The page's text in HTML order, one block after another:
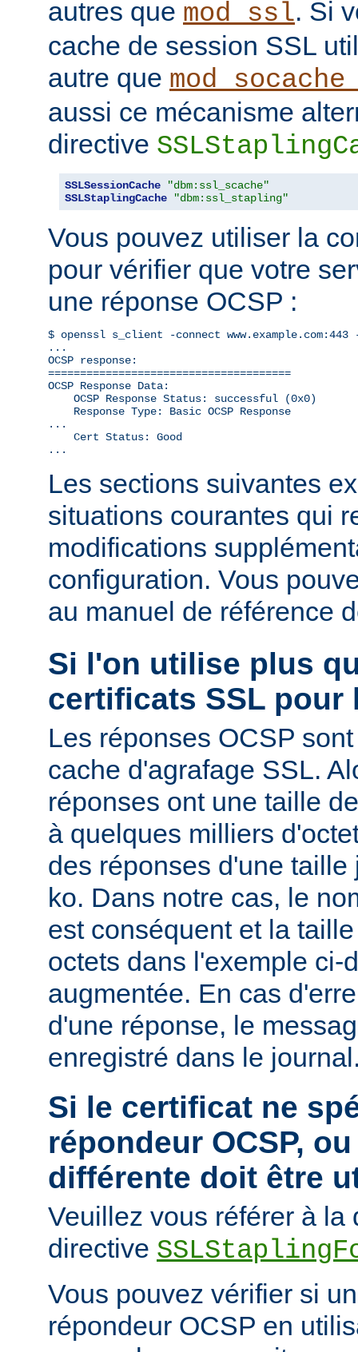
autres que mod_ssl. Si
cache de session SSL
autre que
aussi ce mécanisme
directive
SSLSessionCache
"dbm:ssl_scache"
SSLStaplingCache
"dbm:ssl_stapling"
Vous pouvez utiliser la
pour vérifier que votre
une réponse OCSP :
$ openssl s_client -connect www.example.com:443
...
OCSP response:
======================================
OCSP Response Data:
    OCSP Response Status: successful (0x0)
    Response Type: Basic OCSP Response
...
    Cert Status: Good
...
Les sections suivantes
situations courantes qui
modifications
configuration. Vous
au manuel de référence
Si l'on utilise plus
certificats SSL pour
Les réponses OCSP
cache d'agrafage SSL.
réponses ont une taille
à quelques milliers
des réponses d'une
ko. Dans notre cas, le
est conséquent et la
octets dans l'exemple ci-
augmentée. En cas
d'une réponse, le
enregistré dans le
Si le certificat ne
répondeur OCSP,
différente doit être
Veuillez vous référer à la
directive
Vous pouvez vérifier si
répondeur OCSP en